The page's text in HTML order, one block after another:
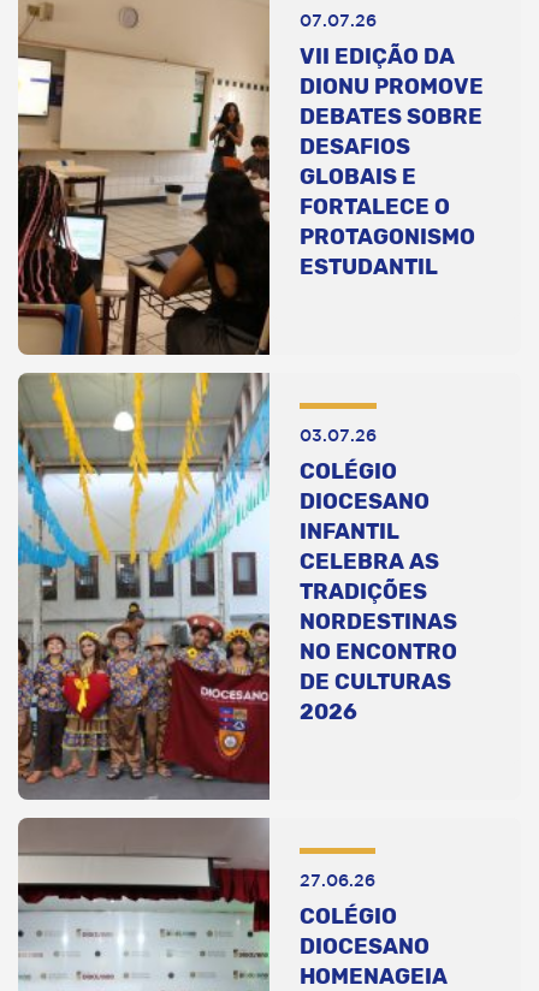
07.07.26
VII EDIÇÃO DA
DIONU PROMOVE
DEBATES SOBRE
DESAFIOS
GLOBAIS E
FORTALECE O
PROTAGONISMO
ESTUDANTIL
03.07.26
COLÉGIO
DIOCESANO
INFANTIL
CELEBRA AS
TRADIÇÕES
NORDESTINAS
NO ENCONTRO
DE CULTURAS
2026
27.06.26
COLÉGIO
DIOCESANO
HOMENAGEIA